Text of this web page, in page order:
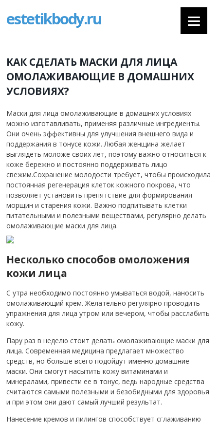
estetikbody.ru
КАК СДЕЛАТЬ МАСКИ ДЛЯ ЛИЦА
ОМОЛАЖИВАЮЩИЕ В ДОМАШНИХ
УСЛОВИЯХ?
Маски для лица омолаживающие в домашних условиях
можно изготавливать, применяя различные ингредиенты.
Они очень эффективны для улучшения внешнего вида и
поддержания в тонусе кожи. Любая женщина желает
выглядеть моложе своих лет, поэтому важно относиться к
коже бережно и постоянно поддерживать лицо
свежим.Сохранение молодости требует, чтобы происходила
постоянная регенерация клеток кожного покрова, что
позволяет установить препятствие для формирования
морщин и старения кожи. Важно подпитывать клетки
питательными и полезными веществами, регулярно делать
омолаживающие маски для лица.
Несколько способов омоложения
кожи лица
С утра необходимо постоянно умываться водой, наносить
омолаживающий крем. Желательно регулярно проводить
упражнения для лица утром или вечером, чтобы расслабить
кожу.
Пару раз в неделю стоит делать омолаживающие маски для
лица. Современная медицина предлагает множество
средств, но больше всего подойдут именно домашние
маски. Они смогут насытить кожу витаминами и
минералами, привести ее в тонус, ведь народные средства
считаются самыми полезными и безобидными для здоровья
и при этом они дают самый лучший результат.
Нанесение кремов и пилингов способствует сглаживанию